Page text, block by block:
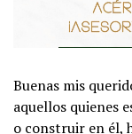
Buenas mis
aquellos quienes
o construir en él,